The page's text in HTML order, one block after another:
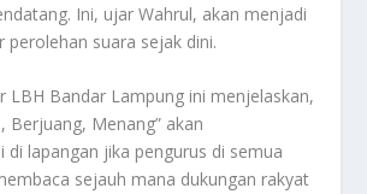
Ini, ujar Wahrul, akan menjadi
perolehan suara sejak dini.
LBH Bandar Lampung ini menjelaskan,
Berjuang, Menang” akan
di lapangan jika pengurus di semua
sejauh mana dukungan rakyat